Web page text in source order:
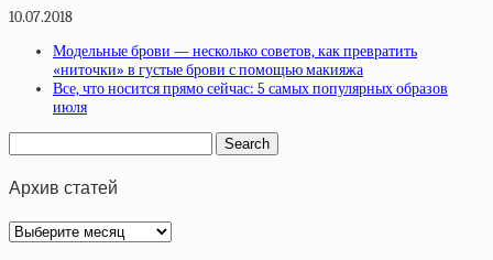
10.07.2018
Модельные брови — несколько советов, как превратить
«ниточки» в густые брови с помощью макияжа
Все, что носится прямо сейчас: 5 самых популярных образов
июля
Архив статей
Архив
статей